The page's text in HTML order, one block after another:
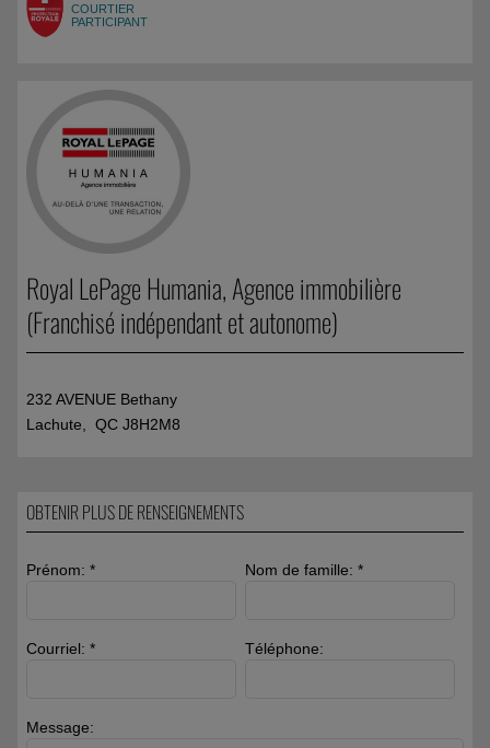
COURTIER
PARTICIPANT
Royal LePage Humania, Agence immobilière
(Franchisé indépendant et autonome)
232 AVENUE Bethany
Lachute, QC J8H2M8
OBTENIR PLUS DE RENSEIGNEMENTS
Prénom: * Nom de famille: *
Courriel: * Téléphone:
Message: